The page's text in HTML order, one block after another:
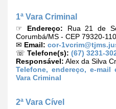
1ª Vara Criminal
☞ Endereço: Rua 21 de
Corumbá/MS - CEP 79320-110
✉ Email: cor-
☏ Telefone(s): (67) 3231-
Responsável: Alex da Silva
Telefone, endereço, e-
Vara Criminal
2ª Vara Cível